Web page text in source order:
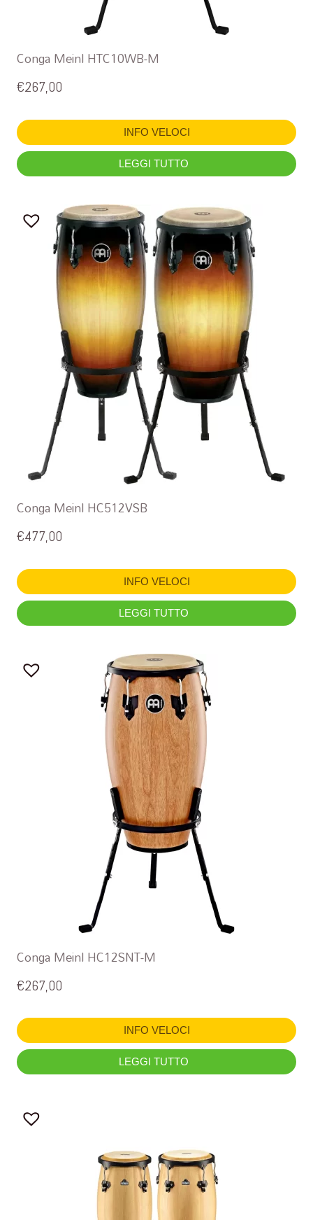
Conga Meinl HTC10WB-M
€267,00
INFO VELOCI
LEGGI TUTTO
Conga Meinl HC512VSB
€477,00
INFO VELOCI
LEGGI TUTTO
Conga Meinl HC12SNT-M
€267,00
INFO VELOCI
LEGGI TUTTO